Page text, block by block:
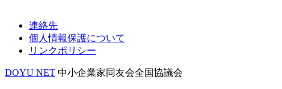
連絡先
個人情報保護について
リンクポリシー
DOYU NET 中小企業家同友会全国協議会